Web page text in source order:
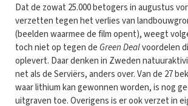
Dat de zowat 25.000 betogers in augustus
verzetten tegen het verlies van
(beelden waarmee de film opent), weegt
toch niet op tegen deGreen Dealvoordelen
oplevert. Daar denken in Zweden
net als de Serviërs, anders over. Van de 27
waar lithium kan gewonnen worden, is nog
uitgraven toe. Overigens is er ook verzet in